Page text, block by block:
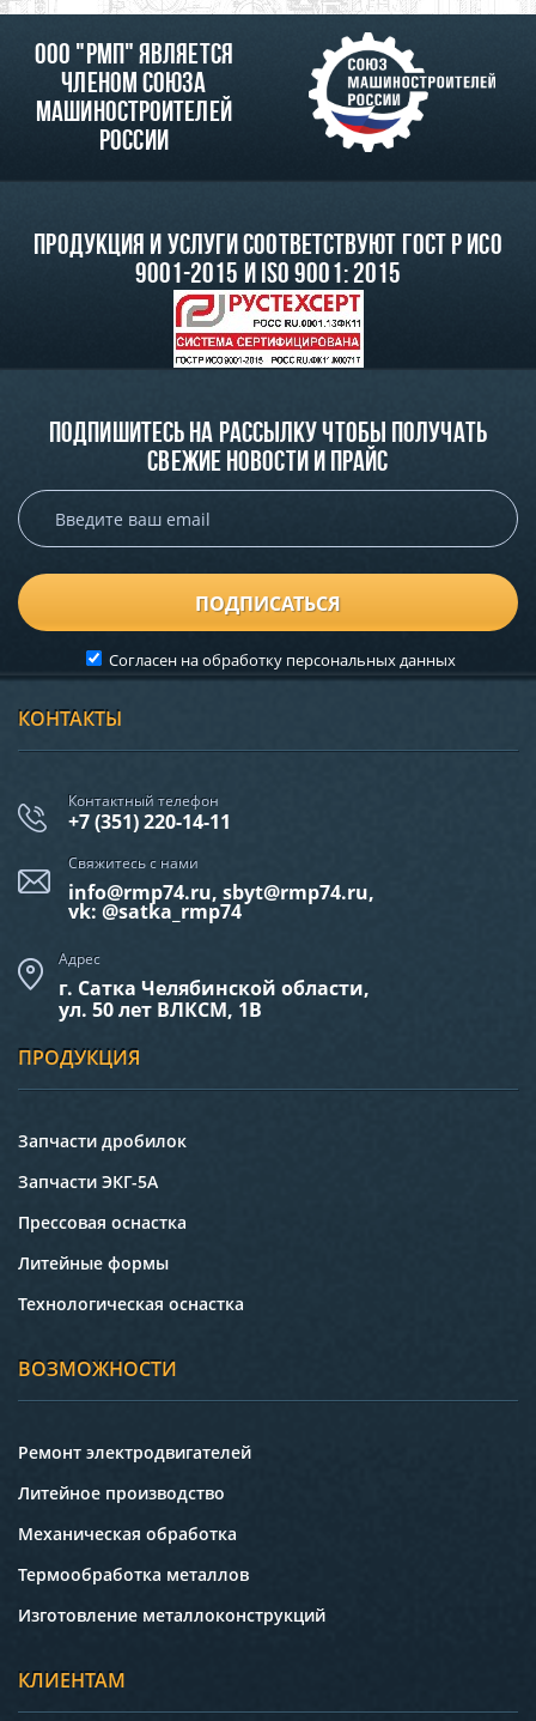
ООО "РМП" является
членом союза
машиностроителей
России
Продукция и услуги соответствуют ГОСТ Р ИСО
9001-2015 и ISO 9001: 2015
Подпишитесь на рассылку чтобы получать
свежие новости и прайс
ПОДПИСАТЬСЯ
Согласен на обработку персональных данных
КОНТАКТЫ
Контактный телефон
+7 (351) 220-14-11
Свяжитесь с нами
info@rmp74.ru, sbyt@rmp74.ru,
vk: @satka_rmp74
Адрес
г. Сатка Челябинской области,
ул. 50 лет ВЛКСМ, 1В
ПРОДУКЦИЯ
Запчасти дробилок
Запчасти ЭКГ-5А
Прессовая оснастка
Литейные формы
Технологическая оснастка
ВОЗМОЖНОСТИ
Ремонт электродвигателей
Литейное производство
Механическая обработка
Термообработка металлов
Изготовление металлоконструкций
КЛИЕНТАМ